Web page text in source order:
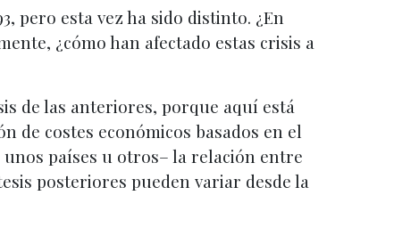
pero esta vez ha sido distinto. ¿En
¿cómo han afectado estas crisis a
de las anteriores, porque aquí está
de costes económicos basados en el
países u otros– la relación entre
posteriores pueden variar desde la